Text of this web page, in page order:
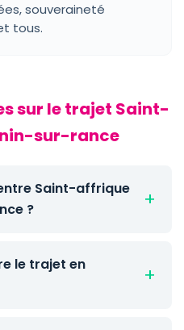
souveraineté
tous.
sur le trajet Saint-
sur-rance
Saint-affrique
?
le trajet en